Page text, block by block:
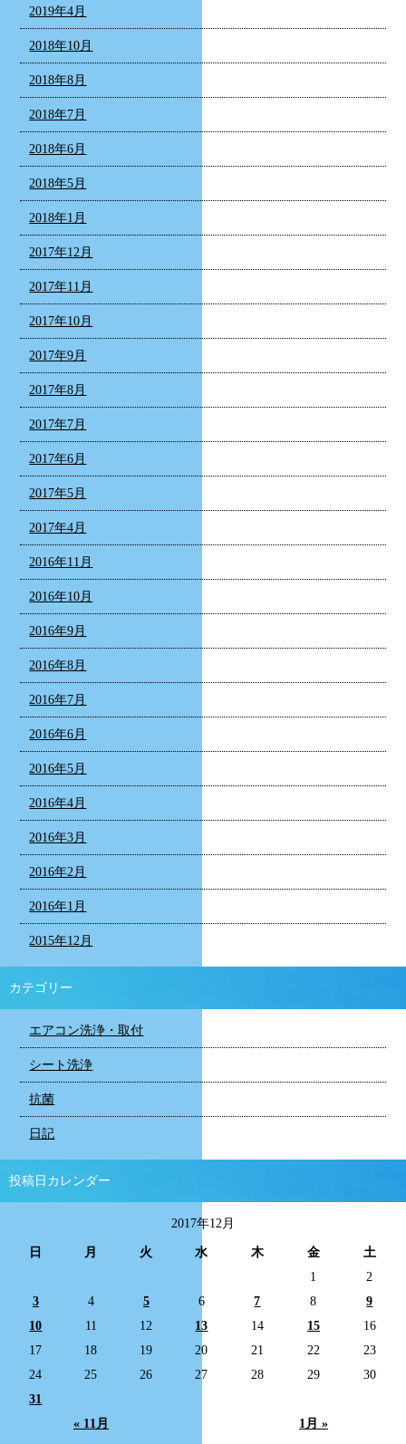
2019年4月
2018年10月
2018年8月
2018年7月
2018年6月
2018年5月
2018年1月
2017年12月
2017年11月
2017年10月
2017年9月
2017年8月
2017年7月
2017年6月
2017年5月
2017年4月
2016年11月
2016年10月
2016年9月
2016年8月
2016年7月
2016年6月
2016年5月
2016年4月
2016年3月
2016年2月
2016年1月
2015年12月
カテゴリー
エアコン洗浄・取付
シート洗浄
抗菌
日記
投稿日カレンダー
2017年12月
日 月 火 水 木 金 土
« 11月 1月 »
1
2
3
4 5 6 7 8
9
10
11 12 13 14 15
16
17
18 19 20 21 22
23
24
25 26 27 28 29
30
31